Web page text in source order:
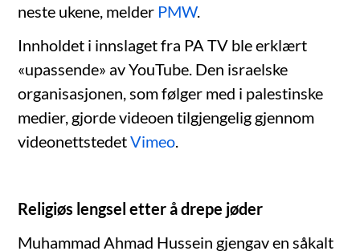
neste ukene, melder PMW.
Innholdet i innslaget fra PA TV ble erklært
«upassende» av YouTube. Den israelske
organisasjonen, som følger med i palestinske
medier, gjorde videoen tilgjengelig gjennom
videonettstedetVimeo
Religiøs lengsel etter å drepe jøder
Muhammad Ahmad Hussein gjengav en såkalt